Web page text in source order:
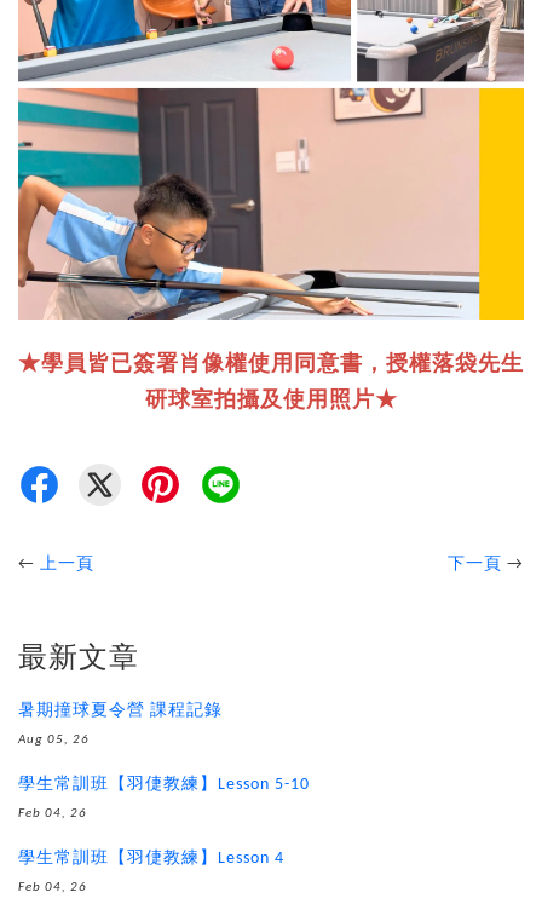
★學員皆已簽署肖像權使用同意書，授權落袋先生
研球室拍攝及使用照片★
← 上一頁 下一頁 →
最新文章
暑期撞球夏令營 課程記錄
Aug 05, 26
學生常訓班【羽倢教練】Lesson 5-10
Feb 04, 26
學生常訓班【羽倢教練】Lesson 4
Feb 04, 26